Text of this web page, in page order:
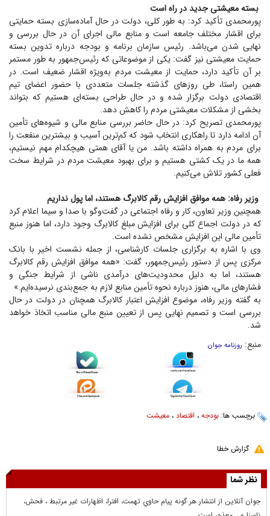
بسته معیشتی جدید در راه است
پورمحمدی تأکید کرد: به طور کلی، دولت در حال آماده‌سازی بسته حمایتی
برای اقشار مختلف جامعه است و منابع مالی اجرای آن در حال بررسی و
نهایی شدن می‌باشد. رئیس سازمان برنامه و بودجه درباره تدوین بسته
حمایت معیشتی نیز گفت: یکی از موضوعاتی که رئیس‌جمهور به طور مستمر
بر آن تأکید دارد، حمایت از معیشت مردم به‌ویژه اقشار ضعیف است. در
همین راستا، طی روز‌های گذشته جلسات متعددی با حضور اعضای تیم
اقتصادی دولت برگزار شده و در حال طراحی بسته‌ای هستیم که بتواند
بخشی از مشکلات معیشتی مردم را کاهش دهد.
پورمحمدی تصریح کرد: در حال حاضر بررسی منابع مالی و شیوه‌های تأمین
آن ادامه دارد تا راهکاری انتخاب شود که کم‌ترین آسیب و بیشترین منفعت را
برای مردم به همراه داشته باشد. من یا آقای همتی هیچکدام مهم نیستیم،
همه ما در یک کشتی هستیم و برای بهبود معیشت مردم در شرایط سخت
فعلی کشور تلاش می‌کنیم.
وزیر رفاه: همه موافق افزایش رقم کالابرگ هستند، اما پول نداریم
همچنین وزیر تعاون، کار و رفاه اجتماعی در گفت‌و‌گو با صدا و سیما اعلام کرد
که در دولت اجماع کلی برای افزایش مبلغ کالابرگ وجود دارد، اما هنوز منبع
تأمین مالی این افزایش مشخص نشده است.
وی با اشاره به برگزاری جلسات کارشناسی، از جمله نشست اخیر با بانک
مرکزی پس از دستور رئیس‌جمهور، گفت: «همه موافق افزایش رقم کالابرگ
هستند، اما به دلیل محدودیت‌های درآمدی ناشی از شرایط جنگی و
فشار‌های مالی، هنوز درباره نحوه تأمین منابع لازم به جمع‌بندی نرسیده‌ایم.»
به گفته وزیر رفاه، موضوع افزایش اعتبار کالابرگ همچنان در دولت در حال
بررسی است و تصمیم نهایی پس از تعیین منبع مالی مناسب اتخاذ خواهد
شد.
منبع: روزنامه جوان
برچسب ها: بودجه ، اقتصاد ، معیشت
گزارش خطا
نظر شما
جوان آنلاين از انتشار هر گونه پيام حاوي تهمت، افترا، اظهارات غير مرتبط ، فحش،